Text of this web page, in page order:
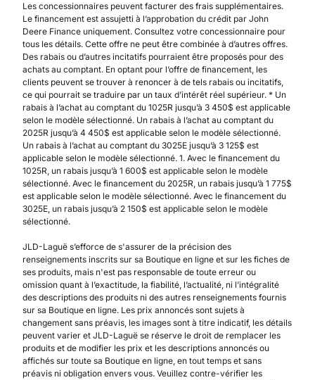
Les concessionnaires peuvent facturer des frais supplémentaires.
Le financement est assujetti à l’approbation du crédit par John
Deere Finance uniquement. Consultez votre concessionnaire pour
tous les détails. Cette offre ne peut être combinée à d’autres offres.
Des rabais ou d’autres incitatifs pourraient être proposés pour des
achats au comptant. En optant pour l’offre de financement, les
clients peuvent se trouver à renoncer à de tels rabais ou incitatifs,
ce qui pourrait se traduire par un taux d’intérêt réel supérieur. * Un
rabais à l’achat au comptant du 1025R jusqu’à 3 450$ est applicable
selon le modèle sélectionné. Un rabais à l’achat au comptant du
2025R jusqu’à 4 450$ est applicable selon le modèle sélectionné.
Un rabais à l’achat au comptant du 3025E jusqu’à 3 125$ est
applicable selon le modèle sélectionné. 1. Avec le financement du
1025R, un rabais jusqu’à 1 600$ est applicable selon le modèle
sélectionné. Avec le financement du 2025R, un rabais jusqu’à 1 775$
est applicable selon le modèle sélectionné. Avec le financement du
3025E, un rabais jusqu’à 2 150$ est applicable selon le modèle
sélectionné.
JLD-Laguë s’efforce de s'assurer de la précision des
renseignements inscrits sur sa Boutique en ligne et sur les fiches de
ses produits, mais n'est pas responsable de toute erreur ou
omission quant à l’exactitude, la fiabilité, l’actualité, ni l’intégralité
des descriptions des produits ni des autres renseignements fournis
sur sa Boutique en ligne. Les prix annoncés sont sujets à
changement sans préavis, les images sont à titre indicatif, les détails
peuvent varier et JLD-Laguë se réserve le droit de remplacer les
produits et de modifier les prix et les descriptions annoncés ou
affichés sur toute sa Boutique en ligne, en tout temps et sans
préavis ni obligation envers vous. Veuillez contre-vérifier les